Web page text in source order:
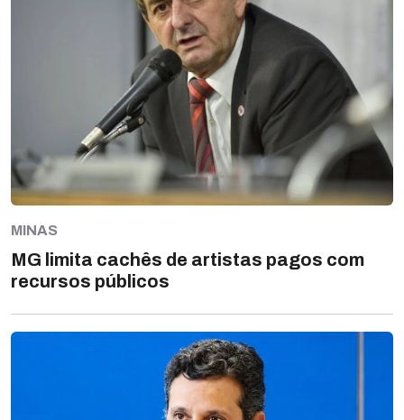
MINAS
MG limita cachês de artistas pagos com
recursos públicos